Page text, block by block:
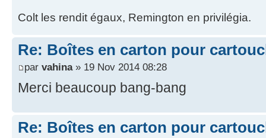
Colt les rendit égaux, Remington en privilégia.
Re: Boîtes en carton pour
par vahina» 19 Nov 2014 08:28
Merci beaucoup bang-bang
Re: Boîtes en carton pour